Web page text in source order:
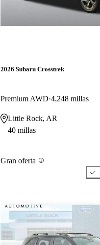
2026 Subaru Crosstrek
Premium AWD 4,248 millas
Little Rock, AR
40 millas
Gran oferta